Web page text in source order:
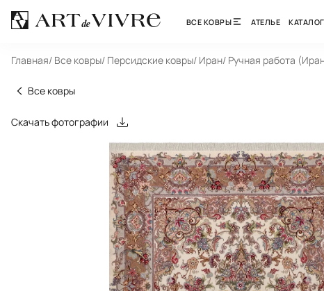
ВСЕ КОВРЫ АТЕЛЬЕ
Главная/ Все ковры/ Персидские ковры/ Иран/ Ручная работа
Все ковры
Скачать фотографии